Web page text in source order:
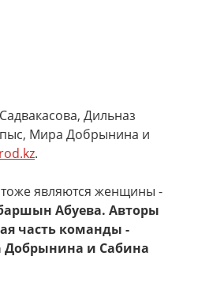
Дильназ
Мира Добрынина и
.
являются женщины -
Абуева. Авторы
часть команды -
Добрынина и Сабина